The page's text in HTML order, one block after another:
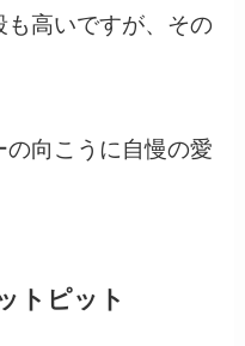
高いですが、その
向こうに自慢の愛
トピット